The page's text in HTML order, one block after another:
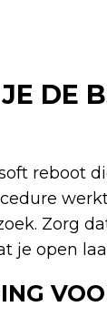
DE
reboot
Zorg
je open